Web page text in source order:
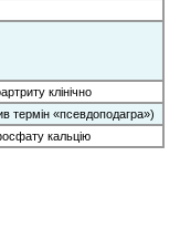
клінічно
термін «псевдоподагра»)
кальцію